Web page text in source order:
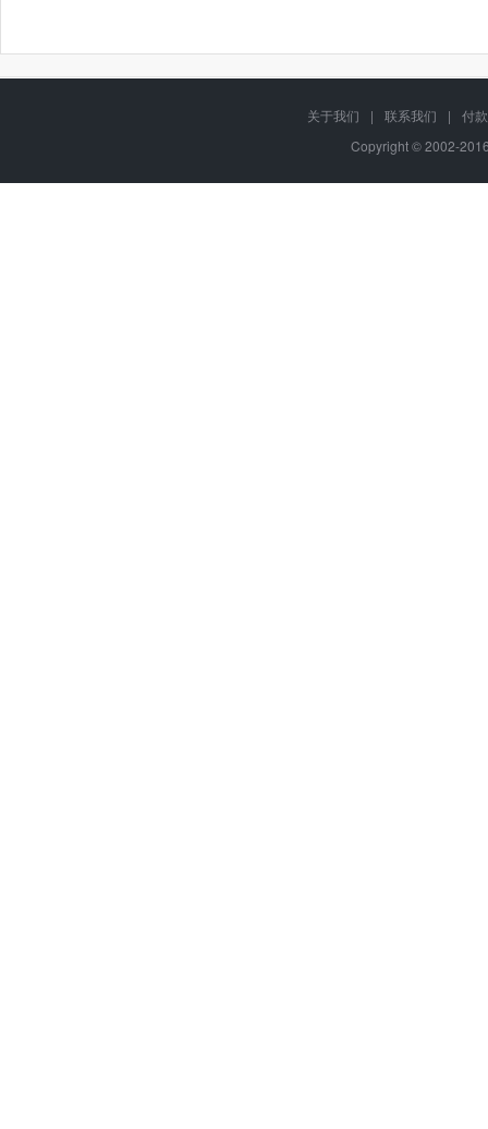
关于我们 | 联系我们 |
付
Copyright © 2002-